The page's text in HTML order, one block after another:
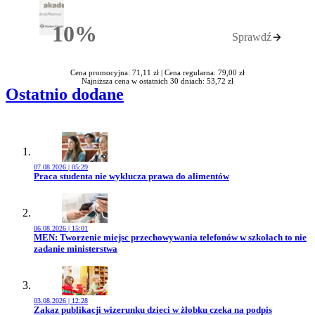
10%Rabatu Sprawdź
Cena promocyjna: 71,11 zł | Cena regularna: 79,00 zł
Najniższa cena w ostatnich 30 dniach: 53,72 zł
Ostatnio dodane
07.08.2026 | 05:29
Przejdź do artykułu:
Praca studenta nie wyklucza prawa do alimentów
06.08.2026 | 15:01
Przejdź do artykułu:
MEN: Tworzenie miejsc przechowywania telefonów w szkołach to nie
zadanie ministerstwa
03.08.2026 | 12:28
Przejdź do artykułu:
Zakaz publikacji wizerunku dzieci w żłobku czeka na podpis